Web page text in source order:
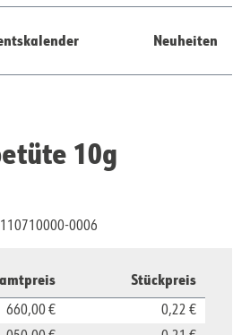
Neuheiten
10g
0006
Stückpreis
660,00 €
0,22 €